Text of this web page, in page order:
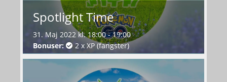
Spotlight Time
31. Maj 2022 kl. 18:00 - 19:00
Bonuser:
2 x XP (fangster)